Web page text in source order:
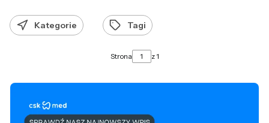
Kategorie Tagi
Strona z 1